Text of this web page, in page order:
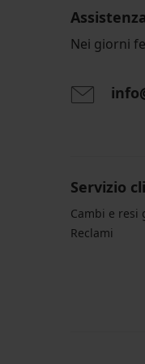
Nei giorni
Servizio
Cambi e resi
Reclami